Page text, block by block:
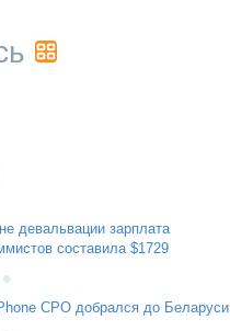
девальвации зарплата
составила $1729
CPO добрался до Беларуси